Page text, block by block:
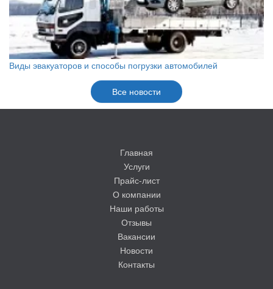
Виды эвакуаторов и способы погрузки автомобилей
Все новости
Главная
Услуги
Прайс-лист
О компании
Наши работы
Отзывы
Вакансии
Новости
Контакты